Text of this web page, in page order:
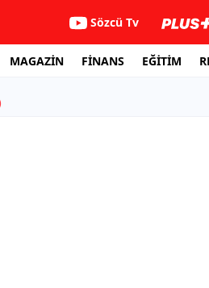
Sözcü Tv
MAGAZİN FİNANS EĞİTİM